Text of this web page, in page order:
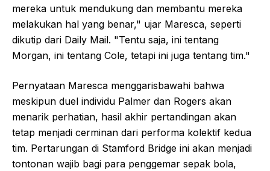
mereka untuk mendukung dan membantu mereka
melakukan hal yang benar," ujar Maresca, seperti
dikutip dari Daily Mail. "Tentu saja, ini tentang
Morgan, ini tentang Cole, tetapi ini juga tentang tim."
Pernyataan Maresca menggarisbawahi bahwa
meskipun duel individu Palmer dan Rogers akan
menarik perhatian, hasil akhir pertandingan akan
tetap menjadi cerminan dari performa kolektif kedua
tim. Pertarungan di Stamford Bridge ini akan menjadi
tontonan wajib bagi para penggemar sepak bola,